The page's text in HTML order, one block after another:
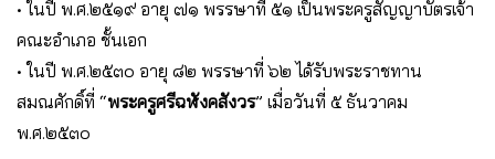
• ในปี พ.ศ.๒๕๑๙ อายุ ๗๑ พรรษาที่ ๕๑ เป็นพระครูสัญญาบัตรเจ้า
คณะอำเภอ ชั้นเอก
• ในปี พ.ศ.๒๕๓๐ อายุ ๘๒ พรรษาที่ ๖๒ ได้รับพระราชทาน
สมณศักดิ์ที่ “พระครูศรีฉฬังคสังวร” เมื่อวันที่ ๕ ธันวาคม
พ.ศ.๒๕๓๐